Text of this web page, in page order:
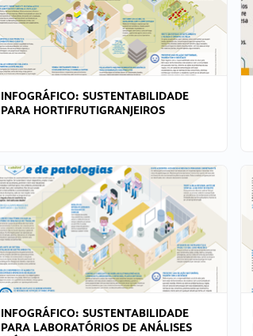
INFOGRÁFICO: SUSTENTABILIDADE
PARA HORTIFRUTIGRANJEIROS
INFOGRÁFICO: SUSTENTABILIDADE
PARA LABORATÓRIOS DE ANÁLISES